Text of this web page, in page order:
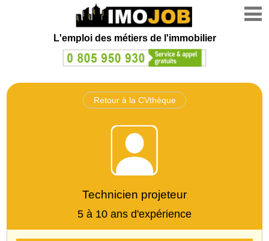
L'emploi des métiers de l'immobilier
Retour à la CVthèque
Technicien projeteur
5 à 10 ans d'expérience